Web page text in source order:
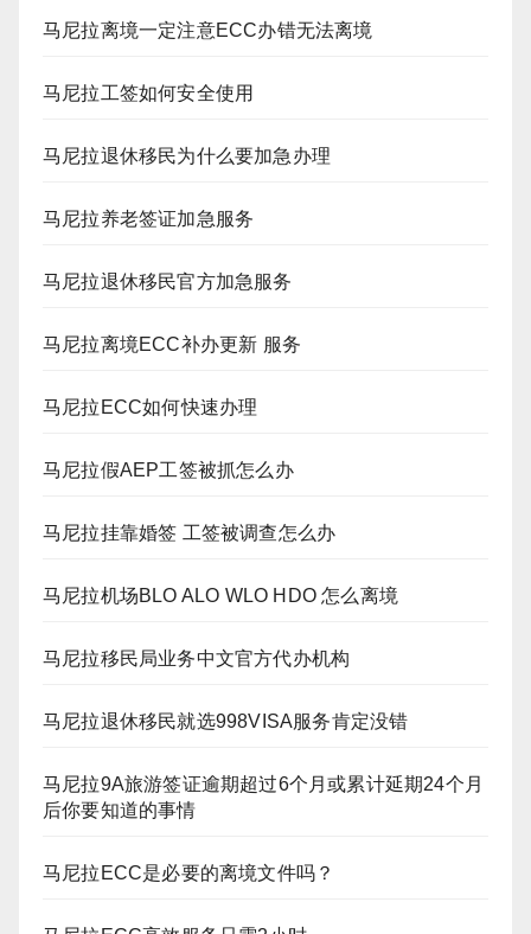
马尼拉离境一定注意ECC办错无法离境
马尼拉工签如何安全使用
马尼拉退休移民为什么要加急办理
马尼拉养老签证加急服务
马尼拉退休移民官方加急服务
马尼拉离境ECC补办更新 服务
马尼拉ECC如何快速办理
马尼拉假AEP工签被抓怎么办
马尼拉挂靠婚签 工签被调查怎么办
马尼拉机场BLO ALO WLO HDO 怎么离境
马尼拉移民局业务中文官方代办机构
马尼拉退休移民就选998VISA服务肯定没错
马尼拉9A旅游签证逾期超过6个月或累计延期24个月
后你要知道的事情
马尼拉ECC是必要的离境文件吗？